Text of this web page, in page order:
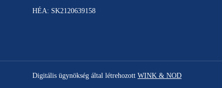
HÉA: SK2120639158
Digitális ügynökség által létrehozott WINK & NOD